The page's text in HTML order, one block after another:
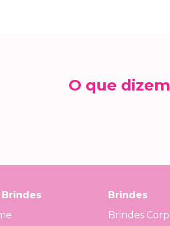
O que
Brindes
Brindes
Brindes